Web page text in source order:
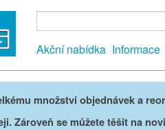
Akční nabídka Informace
množství objednávek a
Zároveň se můžete těšit na